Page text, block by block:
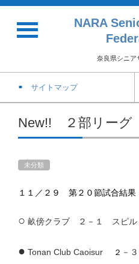
NARA
奈良県シニア
サイトマップ
New!! ２部リーグ
未分類
１１／２９ 第２０節試合結果
○ 畝傍クラブ ２－１ スピル
● Tonan Club Caoisur ２ －